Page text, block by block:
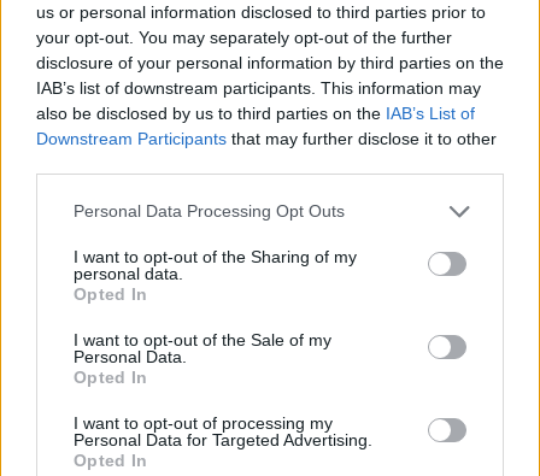
us or personal information disclosed to third parties prior to
your opt-out. You may separately opt-out of the further
disclosure of your personal information by third parties on the
IAB’s list of downstream participants. This information may
also be disclosed by us to third parties on the IAB’s List of
Downstream Participants that may further disclose it to other
Please note that this website/app uses one or more Google
not limited to your visit or usage behaviour. You may click to
grant or deny consent to Google and its third-party tags to
use your data for below specified purposes in below Google
consent section.
Personal Data Processing Opt Outs
I want to opt-out of the Sharing of my
personal data.
Opted In
I want to opt-out of the Sale of my
Personal Data.
Opted In
I want to opt-out of processing my
Personal Data for Targeted Advertising.
Opted In
Θερμοκρασία: Από 17 έως 26 βαθμούς Κελσίου. Στο
εσωτερικό της Ηπείρου 3 με 5 βαθμούς
χαμηλότερη.
ΑΝΑΤΟΛΙΚΗ ΣΤΕΡΕΑ, ΕΥΒΟΙΑ, ΑΝΑΤΟΛΙΚΗ
Καιρός: Νεφώσεις κατά διαστήματα αυξημένες με
βροχές και σποραδικές καταιγίδες. Τα φαινόμενα
Στερεά.
Άνεμοι: Από βόρειες διευθύνσεις 3 με 4 και στα
ανατολικά βορειοανατολικοί 5 με 6 μποφόρ.